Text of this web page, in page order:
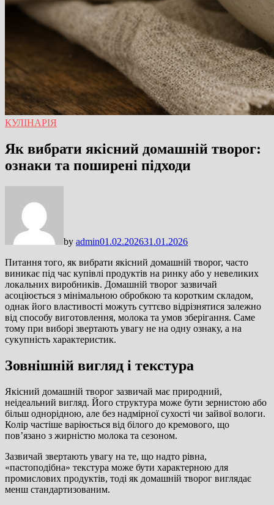
КУЛІНАРІЯ
Як вибрати якісний домашній творог:
ознаки та поширені підходи
by admin01.02.202631.01.2026
Питання того, як вибрати якісний домашній творог, часто
виникає під час купівлі продуктів на ринку або у невеликих
локальних виробників. Домашній творог зазвичай
асоціюється з мінімальною обробкою та коротким складом,
однак його властивості можуть суттєво відрізнятися залежно
від способу виготовлення, молока та умов зберігання. Саме
тому при виборі звертають увагу не на одну ознаку, а на
сукупність характеристик.
Зовнішній вигляд і текстура
Якісний домашній творог зазвичай має природний,
неідеальний вигляд. Його структура може бути зернистою або
більш однорідною, але без надмірної сухості чи зайвої вологи.
Колір частіше варіюється від білого до кремового, що
пов’язано з жирністю молока та сезоном.
Зазвичай звертають увагу на те, що надто рівна,
«пастоподібна» текстура може бути характерною для
промислових продуктів, тоді як домашній творог виглядає
менш стандартизованим.